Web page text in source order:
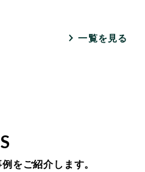
一覧を見る
をご紹介します。